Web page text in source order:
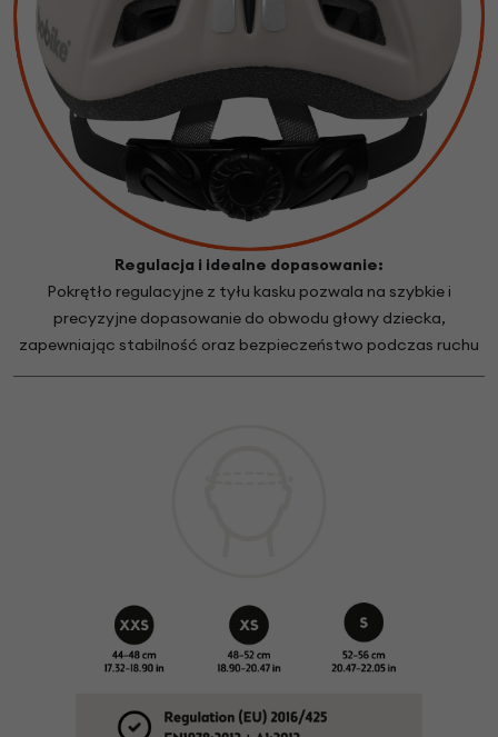
Regulacja i idealne dopasowanie:
Pokrętło regulacyjne z tyłu kasku pozwala na szybkie i
precyzyjne dopasowanie do obwodu głowy dziecka,
zapewniając stabilność oraz bezpieczeństwo podczas ruchu